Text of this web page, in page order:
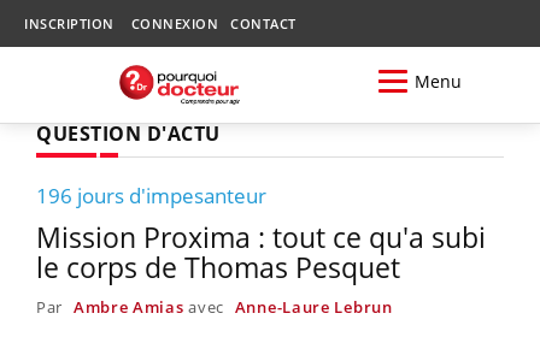
INSCRIPTION CONNEXION CONTACT
Menu
QUESTION D'ACTU
196 jours d'impesanteur
Mission Proxima : tout ce qu'a subi
le corps de Thomas Pesquet
Par Ambre Amias avec Anne-Laure Lebrun